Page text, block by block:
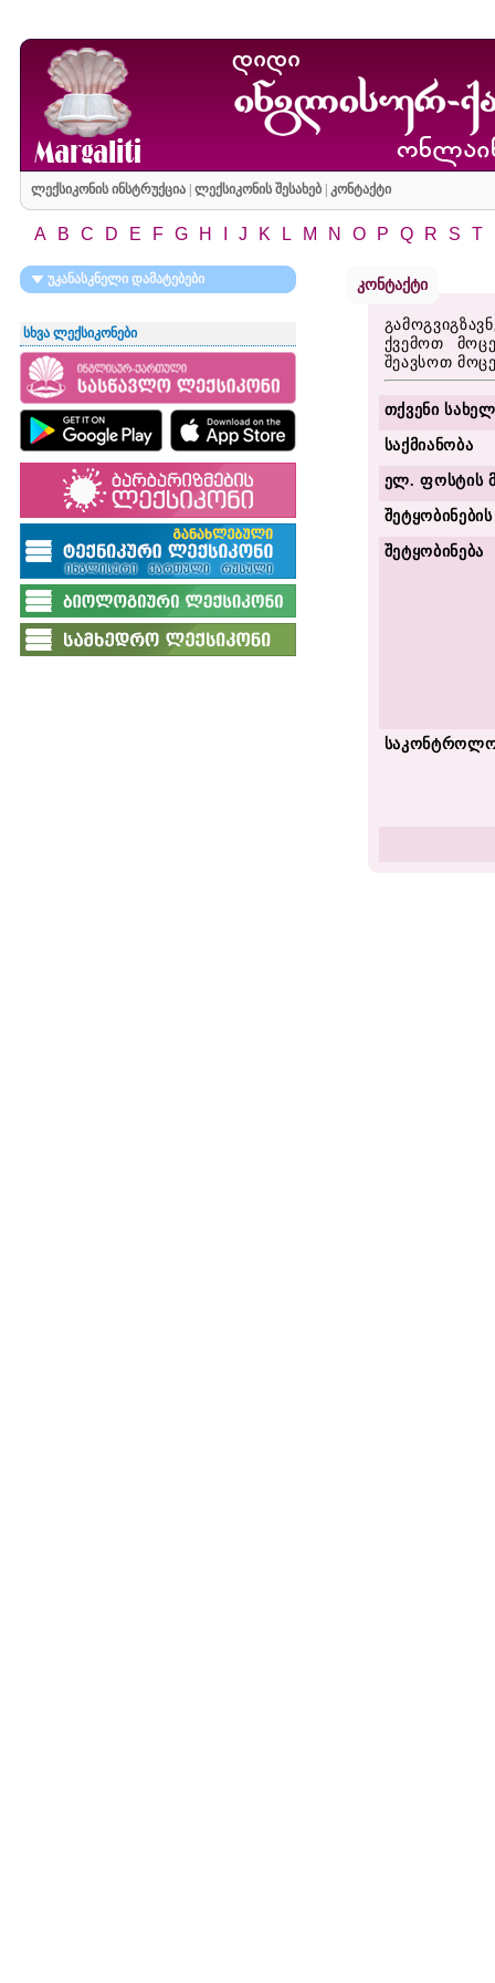
ლექსიკონის ინსტრუქცია| ლექსიკონის შესახებ| კონტაქტი
A B C D E F G H J K L M N O P Q R S T
უკანასკნელი დამატებები
სხვა ლექსიკონები
კონტაქტი
ქვემოთ
შეავსოთ
თქვენი
საქმიანობა
ელ. ფოსტის
შეტყობინება